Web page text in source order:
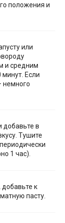
положения и
или
и средним
Если
немного
добавьте в
Тушите
1 час).
к
пасту.